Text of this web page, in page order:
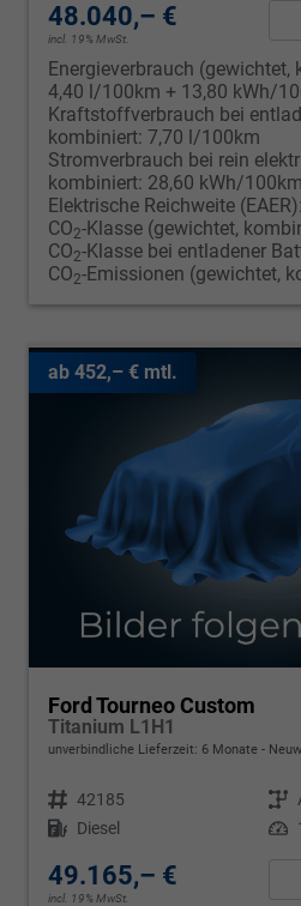
48.040,– €
incl. 19% MwSt.
Energieverbrauch (gewichtet,
4,40 l/100km + 13,80 kWh/
Kraftstoffverbrauch bei
kombiniert: 7,70 l/100km
Stromverbrauch bei rein
kombiniert: 28,60 kWh/100km
Elektrische Reichweite (EAER):
CO2-Klasse (gewichtet,
CO2-Klasse bei entladener
CO2-Emissionen (gewichtet,
ab 452,– € mtl.
Ford Tourneo Custom
Titanium L1H1
unverbindliche Lieferzeit: 6 Monate
Fahrzeugnr. 42185 Getriebe
Kraftstoff Diesel Leistung
49.165,– €
incl. 19% MwSt.